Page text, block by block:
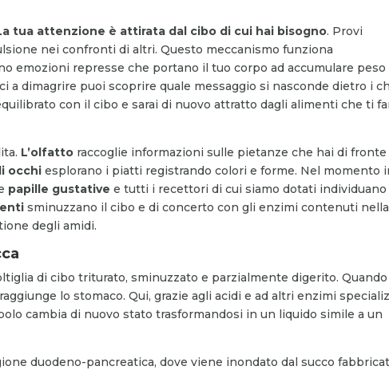
tua attenzione è attirata dal cibo di cui hai bisogno. Provi
nei confronti di altri. Questo meccanismo funziona
emozioni represse che portano il tuo corpo ad accumulare peso
a dimagrire puoi scoprire quale messaggio si nasconde dietro i
con il cibo e sarai di nuovo attratto dagli alimenti che ti
L’olfatto raccoglie informazioni sulle pietanze che hai di fronte
occhi esplorano i piatti registrando colori e forme. Nel momento
papille gustative e tutti i recettori di cui siamo dotati individuano
sminuzzano il cibo e di concerto con gli enzimi contenuti nella
degli amidi.
di cibo triturato, sminuzzato e parzialmente digerito. Quando
lo stomaco. Qui, grazie agli acidi e ad altri enzimi
cambia di nuovo stato trasformandosi in un liquido simile a un
duodeno-pancreatica, dove viene inondato dal succo